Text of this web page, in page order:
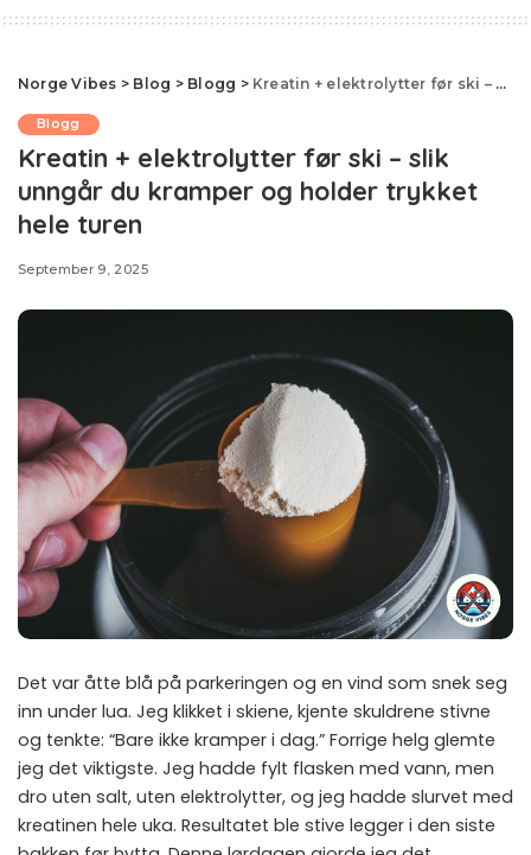
Norge Vibes > Blog > Blogg > Kreatin + elektrolytter før ski – slik unngår du kramper og holder trykket hele turen
Blogg
Kreatin + elektrolytter før ski – slik
unngår du kramper og holder trykket
hele turen
September 9, 2025
Det var åtte blå på parkeringen og en vind som snek seg
inn under lua. Jeg klikket i skiene, kjente skuldrene stivne
og tenkte: “Bare ikke kramper i dag.” Forrige helg glemte
jeg det viktigste. Jeg hadde fylt flasken med vann, men
dro uten salt, uten elektrolytter, og jeg hadde slurvet med
kreatinen hele uka. Resultatet ble stive legger i den siste